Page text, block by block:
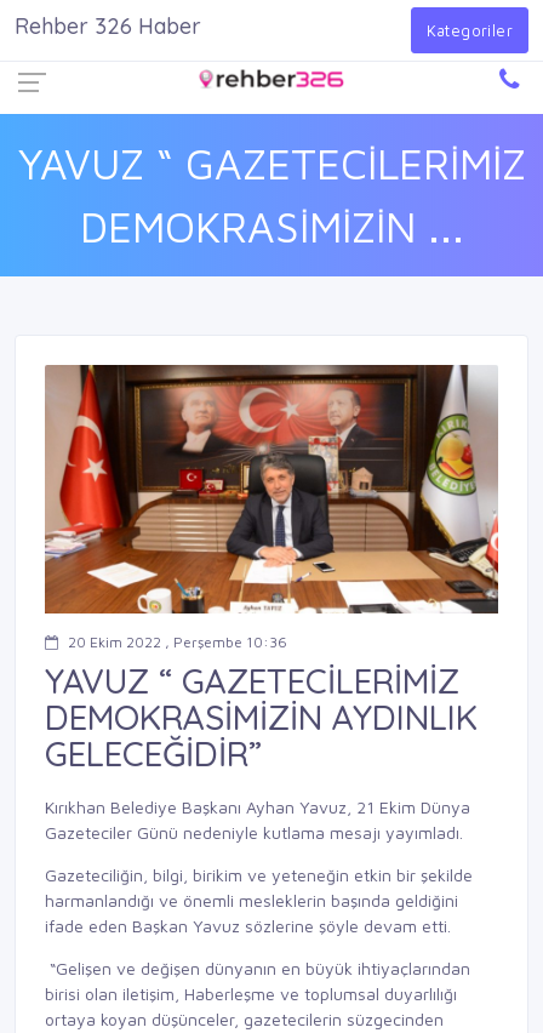
Giriş Yap
YAVUZ “ GAZETECİLERİMİZ
DEMOKRASİMİZİN ...
Rehber 326 Haber Kategoriler
20 Ekim 2022 , Perşembe 10:36
YAVUZ “ GAZETECİLERİMİZ
DEMOKRASİMİZİN AYDINLIK
GELECEĞİDİR”
Kırıkhan Belediye Başkanı Ayhan Yavuz, 21 Ekim Dünya
Gazeteciler Günü nedeniyle kutlama mesajı yayımladı.
Gazeteciliğin, bilgi, birikim ve yeteneğin etkin bir şekilde
harmanlandığı ve önemli mesleklerin başında geldiğini
ifade eden Başkan Yavuz sözlerine şöyle devam etti.
“Gelişen ve değişen dünyanın en büyük ihtiyaçlarından
birisi olan iletişim, Haberleşme ve toplumsal duyarlılığı
ortaya koyan düşünceler, gazetecilerin süzgecinden